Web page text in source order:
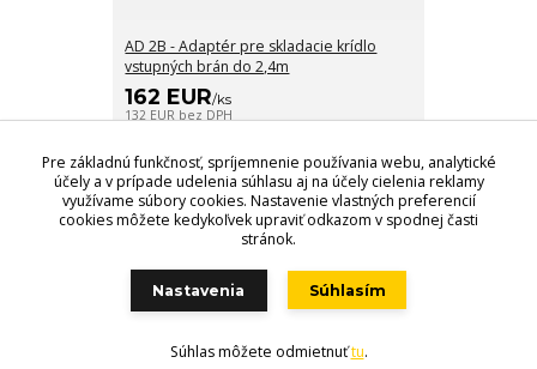
AD 2B - Adaptér pre skladacie krídlo
vstupných brán do 2,4m
162 EUR/ks
132 EUR bez DPH
Videri s.r.o., Lúčna 32, 900 01 Modra. Predajňa - Štefánikova 69,
900 01 Modra, Tel.: +421 949 353 848, +421 944 045 358,
POZOR ZMENA OTVÁRACÍCH HODÍN!!!
Vytvorené na Eshop-rychlo.sk
Pre základnú funkčnosť, spríjemnenie používania webu, analytické
účely a v prípade udelenia súhlasu aj na účely cielenia reklamy
využívame súbory cookies. Nastavenie vlastných preferencií
cookies môžete kedykoľvek upraviť odkazom v spodnej časti
stránok.
Nastavenia Súhlasím
Súhlas môžete odmietnuťtu.